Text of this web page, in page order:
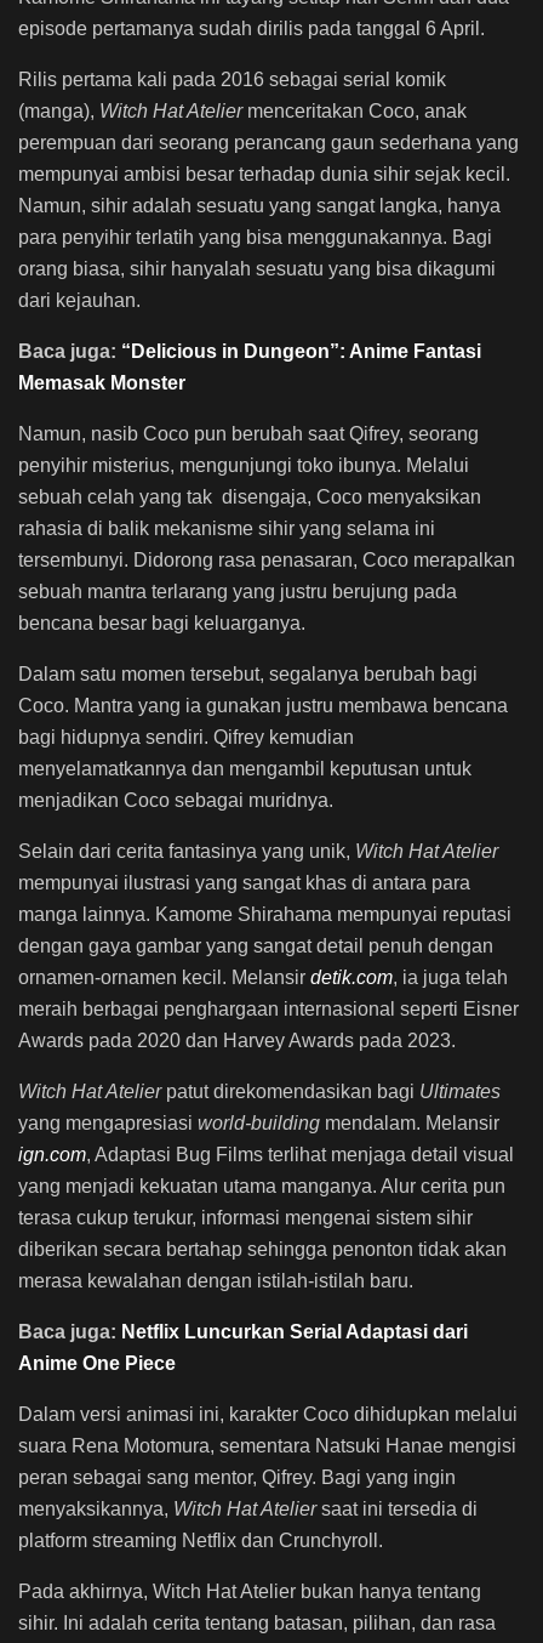
episode pertamanya sudah dirilis pada tanggal 6 April.
Rilis pertama kali pada 2016 sebagai serial komik
(manga), Witch Hat Atelier menceritakan Coco, anak
perempuan dari seorang perancang gaun sederhana yang
mempunyai ambisi besar terhadap dunia sihir sejak kecil.
Namun, sihir adalah sesuatu yang sangat langka, hanya
para penyihir terlatih yang bisa menggunakannya. Bagi
orang biasa, sihir hanyalah sesuatu yang bisa dikagumi
dari kejauhan.
Baca juga: “Delicious in Dungeon”: Anime Fantasi
Memasak Monster
Namun, nasib Coco pun berubah saat Qifrey, seorang
penyihir misterius, mengunjungi toko ibunya. Melalui
sebuah celah yang tak disengaja, Coco menyaksikan
rahasia di balik mekanisme sihir yang selama ini
tersembunyi. Didorong rasa penasaran, Coco merapalkan
sebuah mantra terlarang yang justru berujung pada
bencana besar bagi keluarganya.
Dalam satu momen tersebut, segalanya berubah bagi
Coco. Mantra yang ia gunakan justru membawa bencana
bagi hidupnya sendiri. Qifrey kemudian
menyelamatkannya dan mengambil keputusan untuk
menjadikan Coco sebagai muridnya.
Selain dari cerita fantasinya yang unik, Witch Hat Atelier
mempunyai ilustrasi yang sangat khas di antara para
manga lainnya. Kamome Shirahama mempunyai reputasi
dengan gaya gambar yang sangat detail penuh dengan
ornamen-ornamen kecil. Melansir detik.com, ia juga telah
meraih berbagai penghargaan internasional seperti Eisner
Awards pada 2020 dan Harvey Awards pada 2023.
Witch Hat Atelierpatut direkomendasikan bagi Ultimates
yang mengapresiasi world-building mendalam. Melansir
ign.com, Adaptasi Bug Films terlihat menjaga detail visual
yang menjadi kekuatan utama manganya. Alur cerita pun
terasa cukup terukur, informasi mengenai sistem sihir
diberikan secara bertahap sehingga penonton tidak akan
merasa kewalahan dengan istilah-istilah baru.
Baca juga: Netflix Luncurkan Serial Adaptasi dari
Anime One Piece
Dalam versi animasi ini, karakter Coco dihidupkan melalui
suara Rena Motomura, sementara Natsuki Hanae mengisi
peran sebagai sang mentor, Qifrey. Bagi yang ingin
menyaksikannya, Witch Hat Ateliersaat ini tersedia di
platform streaming Netflix dan Crunchyroll.
Pada akhirnya, Witch Hat Atelier bukan hanya tentang
sihir. Ini adalah cerita tentang batasan, pilihan, dan rasa